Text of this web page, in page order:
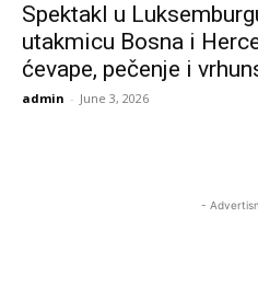
Spektakl u
utakmicu Bosna i
ćevape, pečenje i
admin - June 3, 2026
-